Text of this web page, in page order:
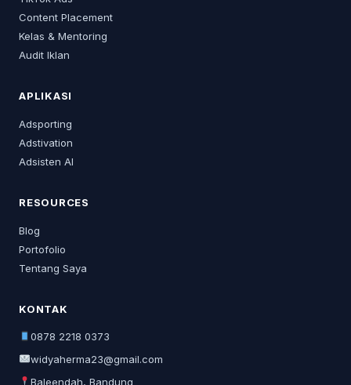
Content Placement
Kelas & Mentoring
Audit Iklan
APLIKASI
Adsporting
Adstivation
Adsisten AI
RESOURCES
Blog
Portofolio
Tentang Saya
KONTAK
0878 2218 0373
widyaherma23@gmail.com
Baleendah, Bandung